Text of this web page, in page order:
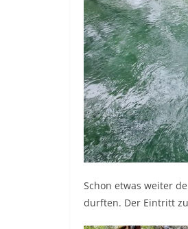
Schon etwas weiter
durften. Der Eintritt